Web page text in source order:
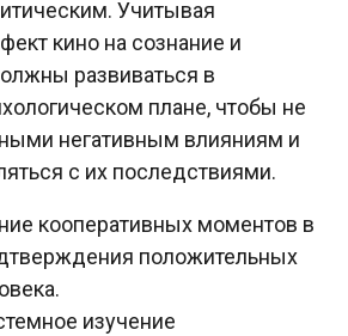
Учитывая
кино на сознание и
развиваться в
плане, чтобы не
негативным влияниям и
с их последствиями.
кооперативных моментов в
положительных
изучение